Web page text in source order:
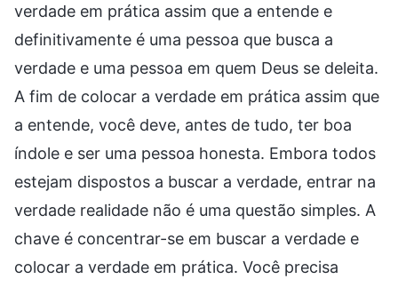
verdade em prática assim que a entende e
definitivamente é uma pessoa que busca a
verdade e uma pessoa em quem Deus se deleita.
A fim de colocar a verdade em prática assim que
a entende, você deve, antes de tudo, ter boa
índole e ser uma pessoa honesta. Embora todos
estejam dispostos a buscar a verdade, entrar na
verdade realidade não é uma questão simples. A
chave é concentrar-se em buscar a verdade e
colocar a verdade em prática. Você precisa